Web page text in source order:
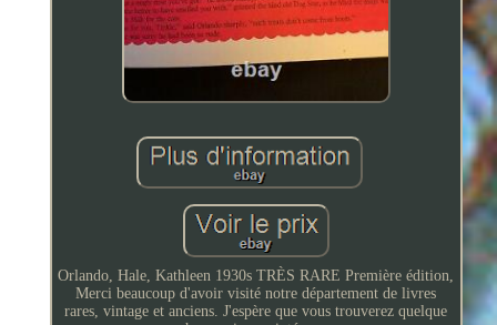
Orlando, Hale, Kathleen 1930s TRÈS RARE Première édition,
Merci beaucoup d'avoir visité notre département de livres
rares, vintage et anciens. J'espère que vous trouverez quelque